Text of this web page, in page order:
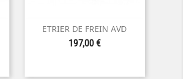
ETRIER DE FREIN AVD
Prix
197,00 €
Aperçu rapide